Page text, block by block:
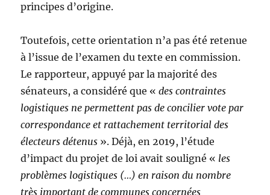
principes d’origine.
Toutefois, cette orientation n’a pas été retenue
à l’issue de l’examen du texte en commission.
Le rapporteur, appuyé par la majorité des
sénateurs, a considéré que «des contraintes
logistiques ne permettent pas de concilier vote par
correspondance et rattachement territorial des
électeurs détenus ». Déjà, en 2019, l’étude
d’impact du projet de loi avait souligné « les
problèmes logistiques (…) en raison du nombre
très important de communes concernées